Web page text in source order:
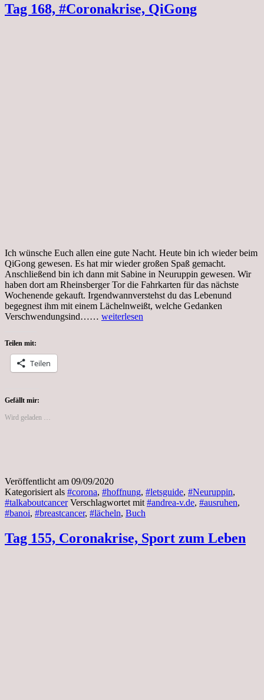
Tag 168, #Coronakrise, QiGong
Ich wünsche Euch allen eine gute Nacht. Heute bin ich wieder beim
QiGong gewesen. Es hat mir wieder großen Spaß gemacht.
Anschließend bin ich dann mit Sabine in Neuruppin gewesen. Wir
haben dort am Rheinsberger Tor die Fahrkarten für das nächste
Wochenende gekauft. Irgendwannverstehst du das Lebenund
begegnest ihm mit einem Lächelnweißt, welche Gedanken
Verschwendungsind…… Tag
weiterlesen
Teilen mit:
Teilen
Gefällt mir:
Wird geladen …
Veröffentlicht am 09/09/2020
Kategorisiert als #corona, #hoffnung, #letsguide, #Neuruppin,
#talkaboutcancer Verschlagwortet mit #andrea-v.de, #ausruhen,
#banoi, #breastcancer, #lächeln, Buch
Tag 155, Coronakrise, Sport zum Leben